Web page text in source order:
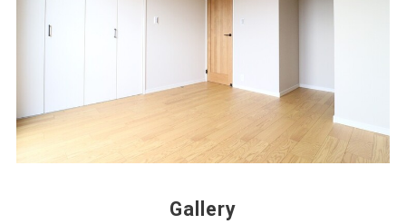
Gallery